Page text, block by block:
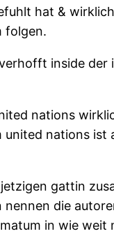
hat &
folgen.
inside
nations
nations
gattin
die
in wie